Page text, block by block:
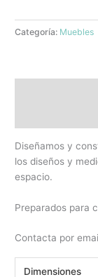
Categoría: Muebles
Diseñamos y
los diseños y
espacio.
Preparados para
Contacta por
Dimensiones